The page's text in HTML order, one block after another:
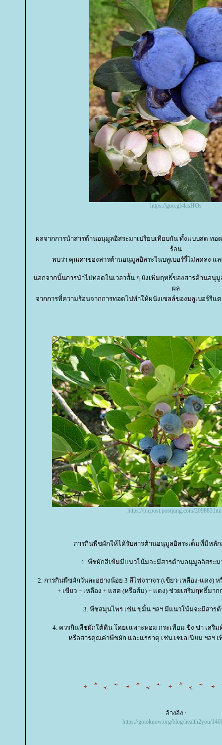
https://goo.gl/4csHOs
ผลจากการนำสารต้านอนุมูลอิสระมาเปรียบเทียบกัน ทั้งแบบสด ทอ
ร้อน
พบว่า คุณค่าของสารต้านอนุมูลอิสระในบลูเบอร์รี่ไม่ลดลง แ
นอกจากนั้นการนำไปทอดในเวลาสั้น ๆ ยังเพิ่มฤทธิ์ของสารต้านอนุมู
ผล
จากการที่ความร้อนจากการทอดไปทำให้ผนังเซลล์ของบลูเบอร์รี
https://picpost.postjung.com/
การกินพืชผักให้ได้รับสารต้านอนุมูลอิสระเต็มที่มีหลั
1. พืชผักสีเข้มมีแนวโน้มจะมีสารต้านอนุมูลอิสระม
2. การกินพืชผักวันละอย่างน้อย 3 สีไฟจราจร (เขียว-เหลือง-แดง)
+ เขียว + เหลือง + แสด (หรือส้ม) + แดง) ช่วยเสริมฤทธิ์มา
3. พืชสมุนไพร เช่น ขมิ้น ฯลฯ มีแนวโน้มจะมีสาร
4. ควรกินพืชผักใต้ดิน โดยเฉพาะหอม กระเทียม ขิง ข่า เสริ
หรือสารคุณค่าพืชผัก และแร่ธาตุ เช่น เซเลเนียม ฯลฯ
อ้างอิง :
https://gotoknow.org/blog/health2you/